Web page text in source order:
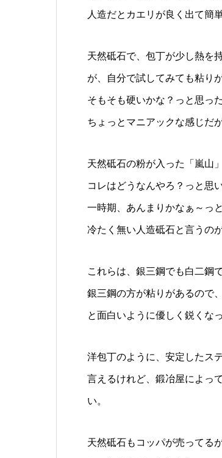
人造だとカエリが良く出て簡
天然砥石で、包丁が少し熱を
が、自分で試してみても粘り
そもそも硬いかな？っと思っ
ちょっとマニアックな感じだ
天然砥石の粉が入った「嵐山
コレはどうなんやろ？っと思
一時期、あんまりかなぁ～っ
冷たく無い人造砥石と言うの
これらは、銀三鋼でも白二鋼
銀三鋼の方が粘りがあるので
と面白いように優しく鋭くなっ
洋包丁のように、安定したス
言えるけれど、鍛冶屋によっ
い。
天然砥石もコッパが売ってる